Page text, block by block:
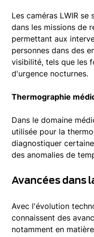
Les caméras LWIR
dans les missions de
permettant aux
personnes dans des
visibilité, tels que les
d'urgence nocturnes.
Thermographie
Dans le domaine
utilisée pour la
diagnostiquer
des anomalies de
Avancées dans
Avec l'évolution
connaissent des
notamment en